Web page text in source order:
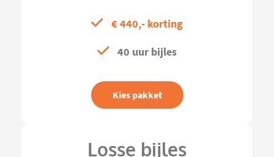
€ 440,- korting
40 uur bijles
Kies pakket
Losse bijles